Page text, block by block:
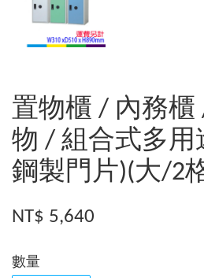
置物櫃 / 內務櫃
物 / 組合式多用
鋼製門片)(大/2
NT$ 5,640
數量